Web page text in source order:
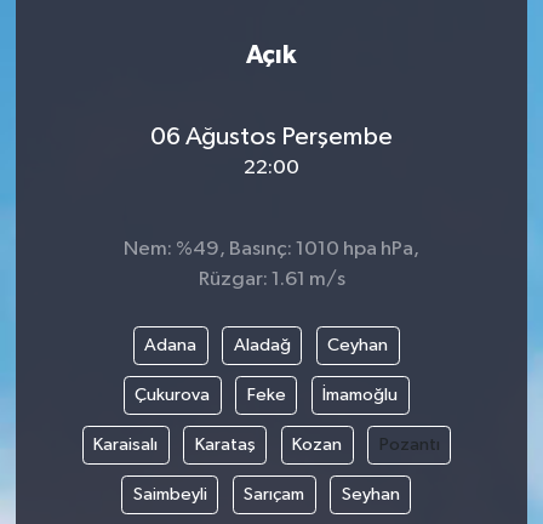
Açık
06 Ağustos Perşembe
22:00
Nem: %49, Basınç: 1010 hpa hPa,
Rüzgar: 1.61 m/s
Adana Aladağ Ceyhan
Çukurova Feke İmamoğlu
Karaisalı Karataş Kozan Pozantı
Saimbeyli Sarıçam Seyhan